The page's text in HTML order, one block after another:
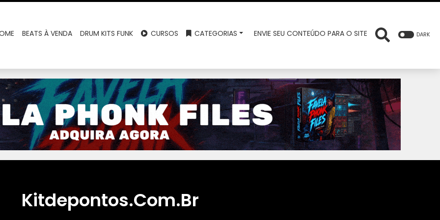
BEATS À VENDA DRUM KITS FUNK CURSOS CATEGORIAS ENVIE SEU CONTEÚDO PARA O SITE DARK
Kitdepontos.Com.Br